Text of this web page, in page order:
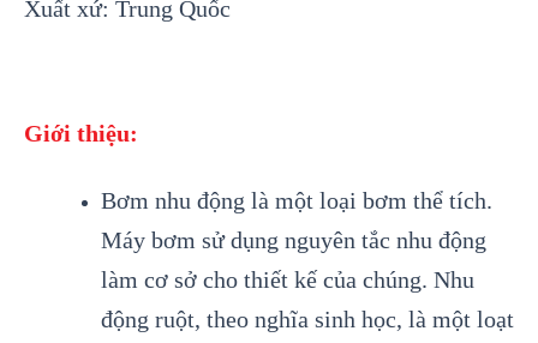
Xuất xứ: Trung Quốc
Giới thiệu:
Bơm nhu động là một loại bơm thể tích.
Máy bơm sử dụng nguyên tắc nhu động
làm cơ sở cho thiết kế của chúng. Nhu
động ruột, theo nghĩa sinh học, là một loạt